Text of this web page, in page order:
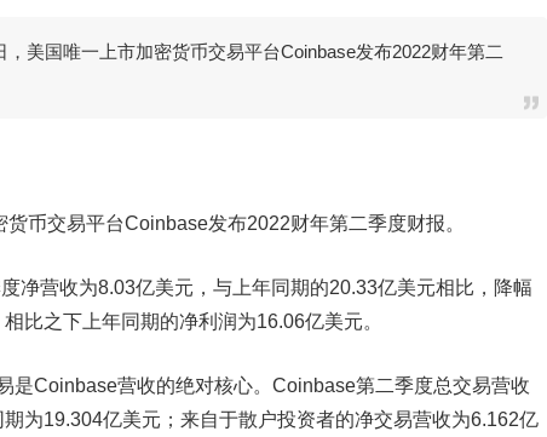
唯一上市加密货币交易平台Coinbase发布2022财年第二
货币交易平台Coinbase发布2022财年第二季度财报。
净营收为8.03亿美元，与上年同期的20.33亿美元相比，降幅
相比之下上年同期的净利润为16.06亿美元。
Coinbase营收的绝对核心。Coinbase第二季度总交易营收
为19.304亿美元；来自于散户投资者的净交易营收为6.162亿